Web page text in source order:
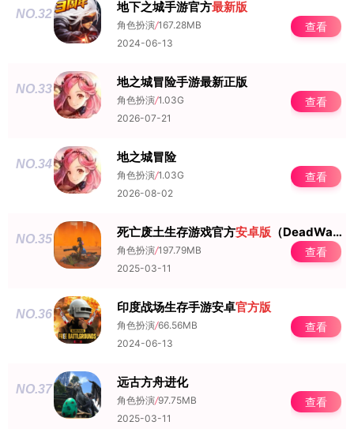
NO.32 地下之城手游官方最新版
角色扮演/167.28MB
2024-06-13
查看
NO.33 地之城冒险手游最新正版
角色扮演/1.03G
2026-07-21
查看
NO.34 地之城冒险
角色扮演/1.03G
2026-08-02
查看
NO.35 死亡废土生存游戏官方安卓版 （DeadWastelandSurvival）
角色扮演/197.79MB
2025-03-11
查看
NO.36 印度战场生存手游安卓官方版
角色扮演/66.56MB
2024-06-13
查看
NO.37 远古方舟进化
角色扮演/97.75MB
2025-03-11
查看